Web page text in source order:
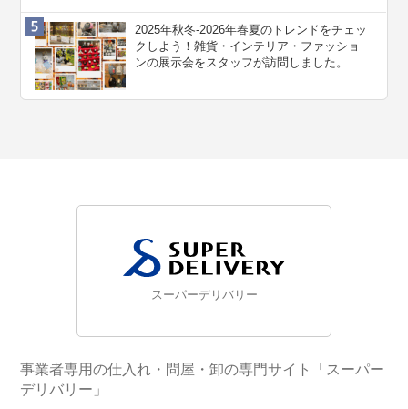
2025年秋冬-2026年春夏のトレンドをチェッ
クしよう！雑貨・インテリア・ファッショ
ンの展示会をスタッフが訪問しました。
スーパーデリバリー
事業者専用の仕入れ・問屋・卸の専門サイト「スーパー
デリバリー」